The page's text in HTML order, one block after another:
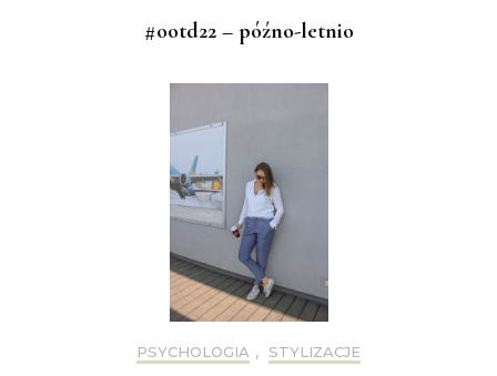
#ootd22 – późno-letnio
PSYCHOLOGIA , STYLIZACJE